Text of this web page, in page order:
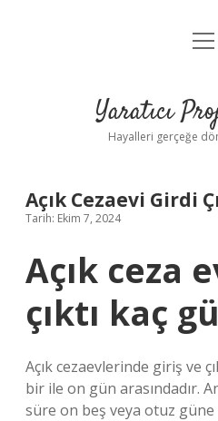
Yasal
Yaratıcı
Hayalleri gerçeğe
Açık Cezaevi Girdi
Tarih: Ekim 7, 2024
Açık ceza
çıktı kaç
Açık cezaevlerinde giriş ve
bir ile on gün arasındadır.
süre on beş veya otuz